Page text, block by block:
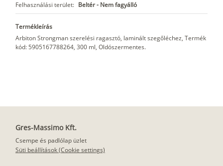
Felhasználási terület: Beltér - Nem fagyálló
Termékleírás
Arbiton Strongman szerelési ragasztó, laminált szegőléchez, Termék
kód: 5905167788264, 300 ml, Oldószermentes.
Gres-Massimo Kft.
Csempe és padlólap üzlet
Süti beállítások (Cookie settings)